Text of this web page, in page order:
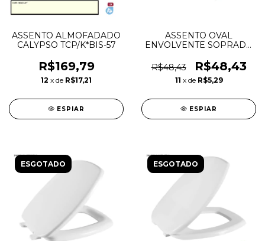
ASSENTO ALMOFADADO
CALYPSO TCP/K*BIS-57
R$169,79
12 x de R$17,21
ESPIAR
ASSENTO OVAL
ENVOLVENTE SOPRADO
R$48,43
R$48,43
11 x de R$5,29
ESPIAR
ESGOTADO ESGOTADO